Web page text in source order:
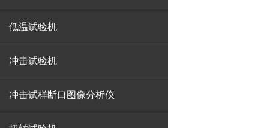
低温试验机
冲击试验机
冲击试样断口图像分析仪